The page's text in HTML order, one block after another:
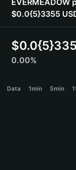
ภาษาไทย
हिन्दी
Español
Português (Brasil)
$0.0{5}3355
$
0.00%
Data 1min 5min